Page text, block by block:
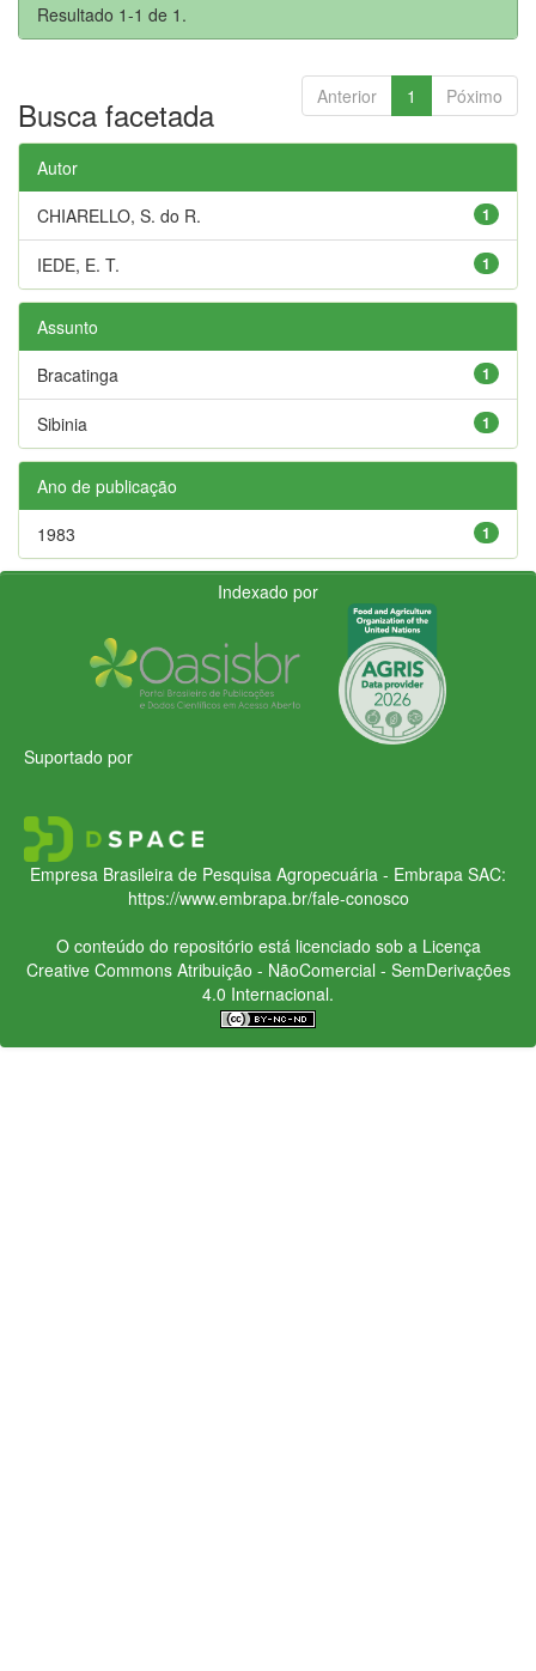
Resultado 1-1 de 1.
Anterior 1 Póximo
Busca facetada
Autor
1
CHIARELLO, S. do R.
1
IEDE, E. T.
Assunto
1
Bracatinga
1
Sibinia
Ano de publicação
1
1983
Indexado por
Suportado por
Empresa Brasileira de Pesquisa Agropecuária - Embrapa SAC:
https://www.embrapa.br/fale-conosco
O conteúdo do repositório está licenciado sob a Licença
Creative CommonsAtribuição - NãoComercial - SemDerivações
4.0 Internacional.